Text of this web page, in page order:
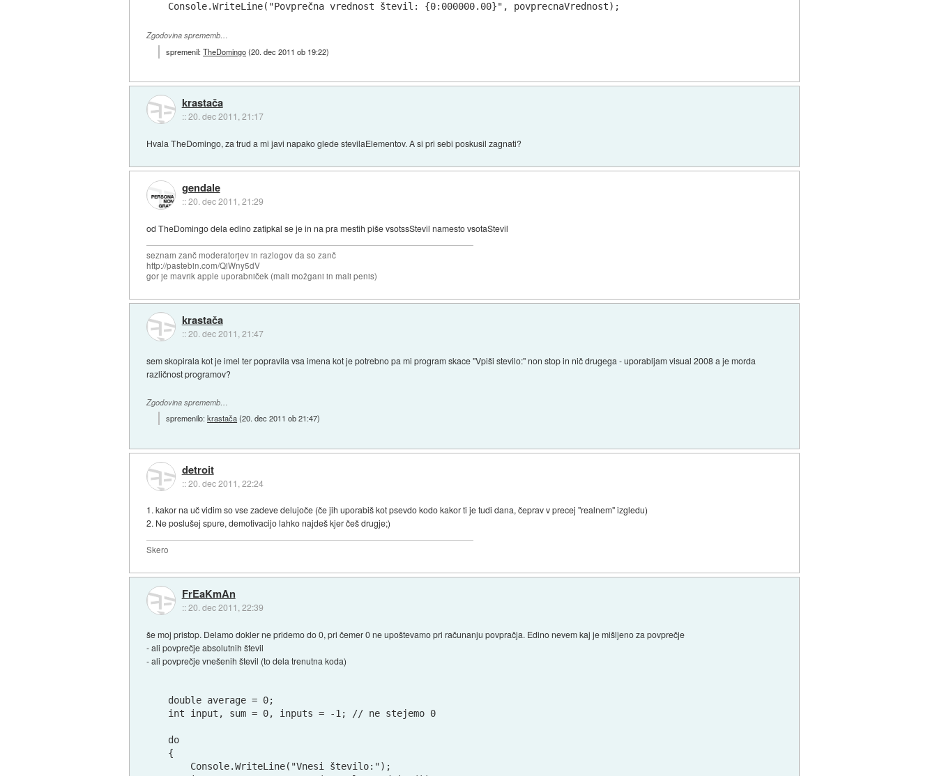
Zgodovina sprememb…
spremenil:TheDomingo(20. dec 2011 ob 19:22)
krastača
::20. dec 2011, 21:17
Hvala TheDomingo, za trud a mi javi napako glede stevilaElementov. A si pri sebi poskusil zagnati?
gendale
::20. dec 2011, 21:29
od TheDomingo dela edino zatipkal se je in na pra mestih piše vsotssStevil namesto vsotaStevil
seznam zanč moderatorjev in razlogov da so zanč
http://pastebin.com/QiWny5dV
gor je mavrik apple uporabniček (mali možgani in mali penis)
krastača
::20. dec 2011, 21:47
sem skopirala kot je imel ter popravila vsa imena kot je potrebno pa mi program skace "Vpiši stevilo:" non stop in nič drugega - uporabljam visual 2008 a je morda
različnost programov?
Zgodovina sprememb…
spremenilo:krastača(20. dec 2011 ob 21:47)
detroit
::20. dec 2011, 22:24
1. kakor na uč vidim so vse zadeve delujoče (če jih uporabiš kot psevdo kodo kakor ti je tudi dana, čeprav v precej "realnem" izgledu)
2. Ne poslušej spure, demotivacijo lahko najdeš kjer češ drugje;)
Skero
FrEaKmAn
::20. dec 2011, 22:39
še moj pristop. Delamo dokler ne pridemo do 0, pri čemer 0 ne upoštevamo pri računanju povpračja. Edino nevem kaj je mišljeno za povprečje
- ali povprečje absolutnih števil
- ali povprečje vnešenih števil (to dela trenutna koda)
double average = 0;
int input, sum = 0, inputs = -1; // ne stejemo 0
do
{
    Console.WriteLine("Vnesi število:");